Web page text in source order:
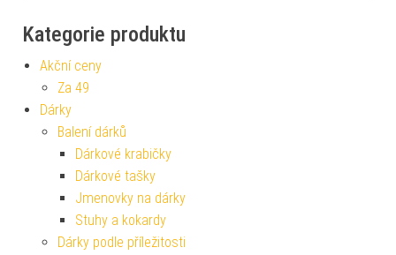
Kategorie produktu
Akční ceny
Za 49
Dárky
Balení dárků
Dárkové krabičky
Dárkové tašky
Jmenovky na dárky
Stuhy a kokardy
Dárky podle příležitosti